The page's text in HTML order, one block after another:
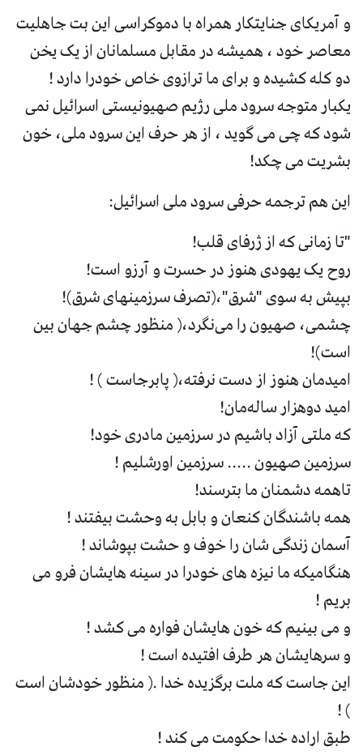
و آمریکای جنایتکار همراه با دموکراسی این بت جاهلیت
معاصر خود ، همیشه در مقابل مسلمانان از یک یخن
دو کله کشیده و برای ما ترازوی خاص خودرا دارد !
یکبار متوجه سرود ملی رژیم صهیونیستی اسرائیل نمی
شود که چی می گوید ، از هر حرف این سرود ملی، خون
بشریت می چکد!
این هم ترجمه حرفی سرود ملی اسرائیل:
"تا زمانی که از ژرفای قلب!
روح یک یهودی هنوز در حسرت و آرزو است!
بپیش به سوی "شرق"،(تصرف سرزمینهای شرق)!
چشمی، صهیون را می‌نگرد،( منظور چشم جهان بین
است)!
امیدمان هنوز از دست نرفته،( پابرجاست ) !
امید دوهزار ساله‌مان!
که ملتی آزاد باشیم در سرزمین مادری خود!
سرزمین صهیون ..... سرزمین اورشلیم !
تاهمه دشمنان ما بترسند!
همه باشندگان کنعان و بابل به وحشت بیفتند !
آسمان زندگی شان را خوف و حشت بپوشاند !
هنگامیکه ما نیزه های خودرا در سینه هایشان فرو می
بریم !
و می بینیم که خون هایشان فواره می کشد !
و سرهایشان هر طرف افتیده است !
این جاست که ملت برگزیده خدا .( منظور خودشان است
) !
طبق اراده خدا حکومت می کند !